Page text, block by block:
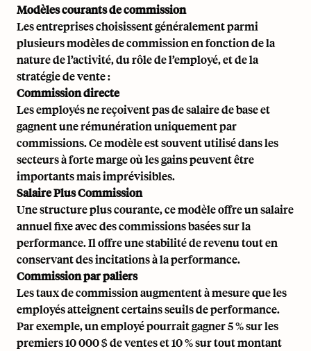
Modèles courants de commission
Les entreprises choisissent généralement parmi
plusieurs modèles de commission en fonction de la
nature de l’activité, du rôle de l’employé, et de la
stratégie de vente :
Commission directe
Les employés ne reçoivent pas de salaire de base et
gagnent une rémunération uniquement par
commissions. Ce modèle est souvent utilisé dans les
secteurs à forte marge où les gains peuvent être
importants mais imprévisibles.
Salaire Plus Commission
Une structure plus courante, ce modèle offre unsalaire
annuelfixe avec des commissions basées sur la
performance. Il offre une stabilité de revenu tout en
conservant des incitations à la performance.
Commission par paliers
Les taux de commission augmentent à mesure que les
employés atteignent certains seuils de performance.
Par exemple, un employé pourrait gagner 5 % sur les
premiers 10 000 $ de ventes et 10 % sur tout montant